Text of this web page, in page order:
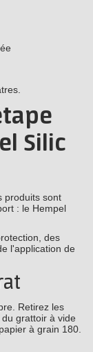
Silic
produits sont
: le Hempel
des
l'application de
Retirez les
grattoir à vide
à grain 180.